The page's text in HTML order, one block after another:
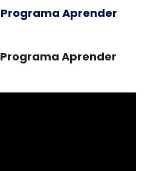
Programa Aprender
Programa Aprender